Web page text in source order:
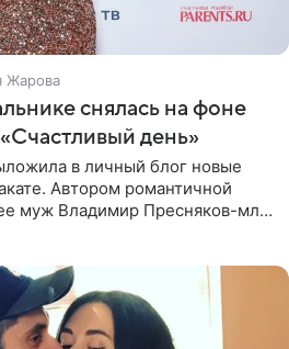
Жарова
снялась на фоне
день»
в личный блог новые
Автором романтичной
муж Владимир Пресняков-мл.